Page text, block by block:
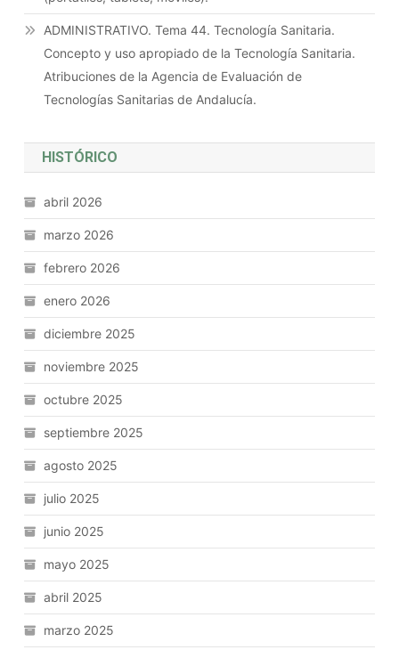
ADMINISTRATIVO. Tema 44. Tecnología Sanitaria.
Concepto y uso apropiado de la Tecnología Sanitaria.
Atribuciones de la Agencia de Evaluación de
Tecnologías Sanitarias de Andalucía.
HISTÓRICO
abril 2026
marzo 2026
febrero 2026
enero 2026
diciembre 2025
noviembre 2025
octubre 2025
septiembre 2025
agosto 2025
julio 2025
junio 2025
mayo 2025
abril 2025
marzo 2025